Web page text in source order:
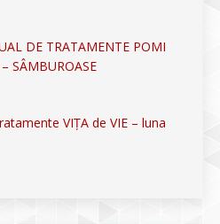
DE TRATAMENTE POMI
SÂMBUROASE
VIȚA de VIE – luna